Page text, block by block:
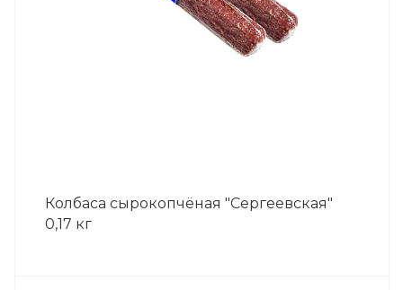
Колбаса сырокопчёная "Сергеевская"
0,17 кг